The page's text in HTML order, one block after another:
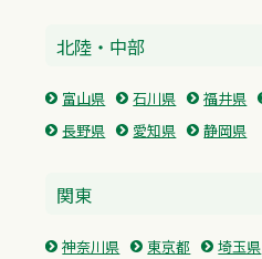
北陸・中部
富山県 石川県 福井県
長野県
愛知県 静岡県
関東
神奈川県 東京都 埼玉県